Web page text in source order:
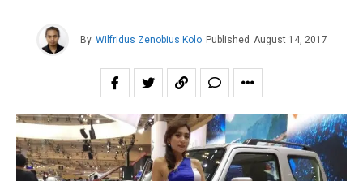
By Wilfridus Zenobius Kolo Published August 14, 2017